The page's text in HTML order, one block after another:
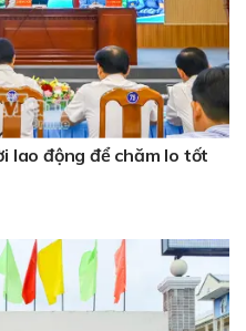
lao động để chăm lo tốt